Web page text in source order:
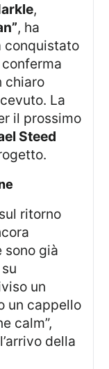
,
, ha
conquistato
chiaro
La
il prossimo
Steed
sono già
un
un cappello
calm”,
della